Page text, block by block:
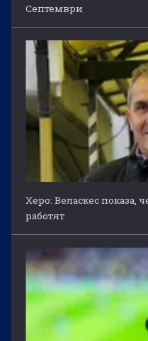
Септември
Херо: Веласкес показа,
работят